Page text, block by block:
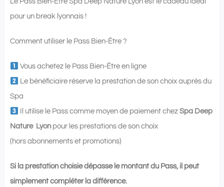
pour un break lyonnais !
Comment utiliser le Pass Bien-Être ?
Vous achetez le Pass Bien-Être en ligne
Le bénéficiaire réserve la prestation de son choix auprès du
Spa
Il utilise le Pass comme moyen de paiement chezSpa Deep
Nature Lyonpour les prestations de son choix
(hors abonnements et promotions)
Si la prestation choisie dépasse le montant du Pass, il peut
simplement compléter la différence.